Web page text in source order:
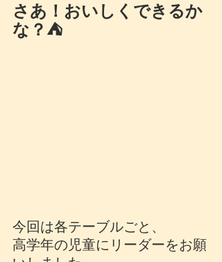
さあ！おいしくできるか
な？⛺
今回は各テーブルごと、
高学年の児童にリーダーをお願